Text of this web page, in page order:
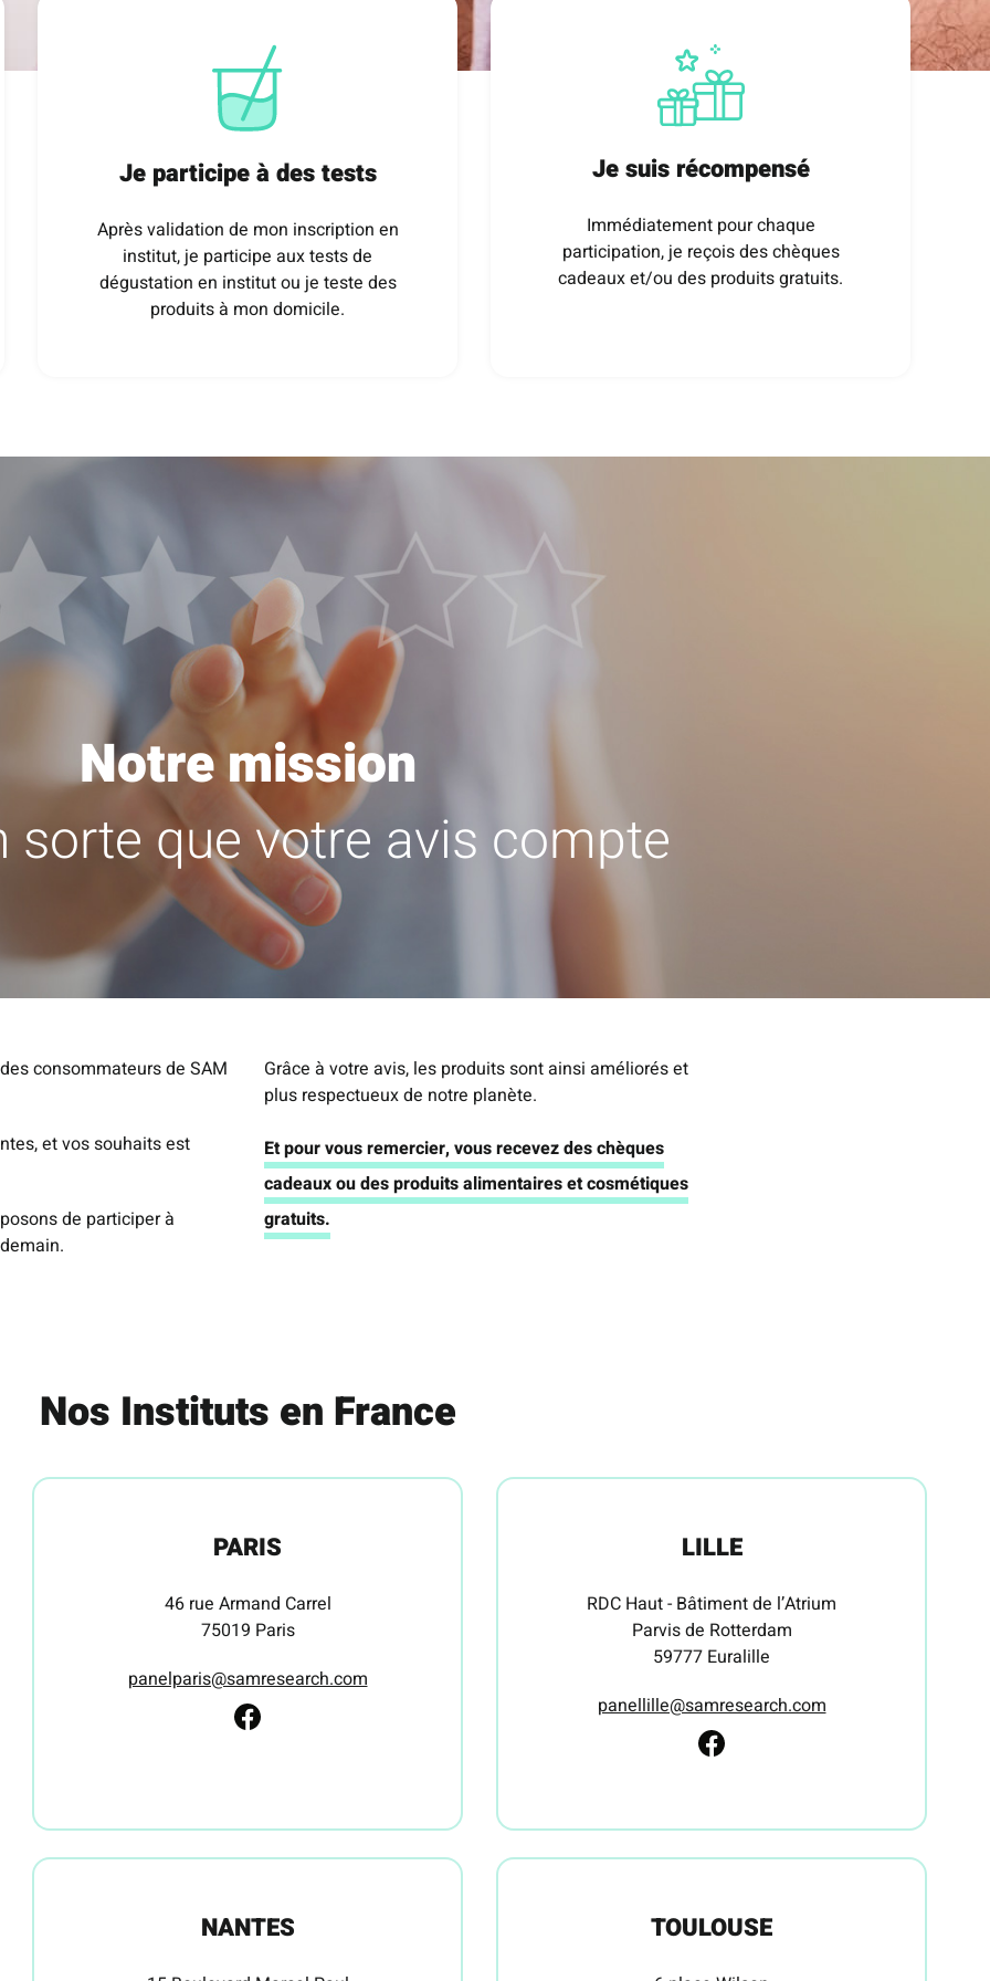
Je participe à des tests
Après validation de mon inscription en
institut, je participe aux tests de
dégustation en institut ou je teste des
produits à mon domicile.
Je suis récompensé
Immédiatement pour chaque
participation, je reçois des chèques
cadeaux et/ou des produits gratuits.
Notre mission
sorte que votre avis compte
consommateurs de SAM
et vos souhaits est
de participer à
Grâce à votre avis, les produits sont ainsi améliorés et
plus respectueux de notre planète.
Et pour vous remercier, vous recevez des chèques
cadeaux ou des produits alimentaires et cosmétiques
gratuits.
Nos Instituts en France
PARIS
46 rue Armand Carrel
75019 Paris
panelparis@samresearch.com
LILLE
RDC Haut - Bâtiment de l’Atrium
Parvis de Rotterdam
59777 Euralille
panellille@samresearch.com
NANTES TOULOUSE